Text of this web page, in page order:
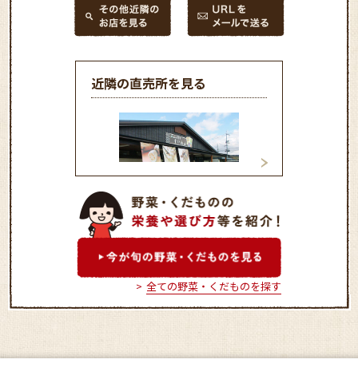
近隣の直売所を見る
福田青空市「すいれん」
早島町直売所ふ
市
全ての野菜・くだものを探す